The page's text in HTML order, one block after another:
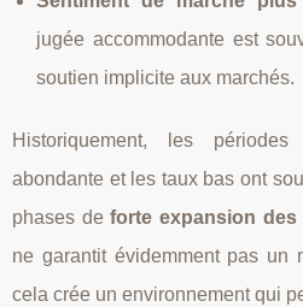
jugée accommodante est
soutien implicite aux marchés.
Historiquement, les
abondante et les taux bas ont
phases deforte expansion des
ne garantit évidemment pas un
cela crée un environnement qui